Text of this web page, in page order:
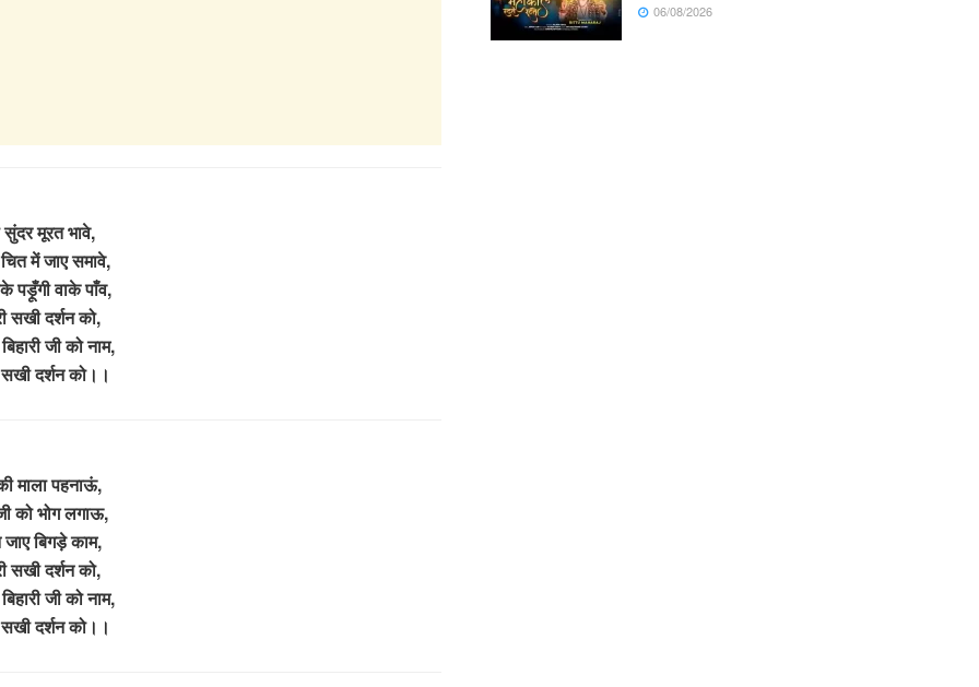
सुंदर मूरत भावे,
में जाए समावे,
पड़ूँगी वाके पाँव,
सखी दर्शन को,
जी को नाम,
दर्शन को।।
माला पहनाऊं,
को भोग लगाऊ,
बिगड़े काम,
सखी दर्शन को,
जी को नाम,
दर्शन को।।
06/08/2026